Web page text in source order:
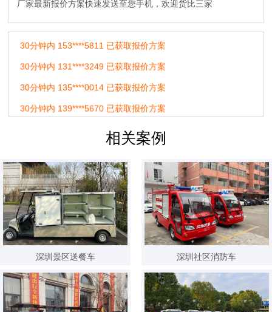
厂家最新报价方案快速发送至您手机，欢迎货比三家
20分钟内 180****6548 已获取报价方案
30分钟内 153****5811 已获取报价方案
30分钟内 131****3249 已获取报价方案
30分钟内 135****0014 已获取报价方案
30分钟内 139****5670 已获取报价方案
30分钟内 153****6879 已获取报价方案
30分钟内 185****3131 已获取报价方案
60分钟内 182****3478 已获取报价方案
60分钟内 155****1241 已获取报价方案
24小时内 189****5201 已获取报价方案
24小时内 180****1478 已获取报价方案
24小时内 177****3165 已获取报价方案
24小时内 130****6621 已获取报价方案
24小时内 136****8877 已获取报价方案
相关案例
深圳景区送餐车 深圳社区消防车